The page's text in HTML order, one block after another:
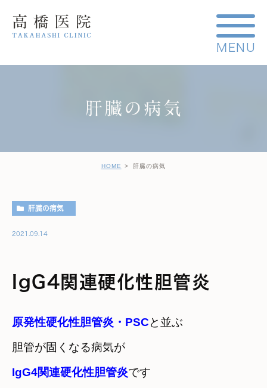
肝臓の病気
HOME 肝臓の病気
肝臓の病気
2021.09.14
IgG4関連硬化性胆管炎
原発性硬化性胆管炎・PSCと並ぶ
胆管が固くなる病気が
IgG4関連硬化性胆管炎です